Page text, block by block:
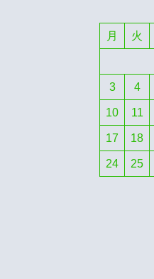
月
火
3 4
10 11
17 18
24 25